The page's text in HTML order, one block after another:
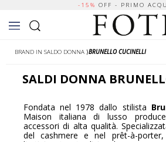
-15% OFF - PRIMO
BRAND IN SALDO DONNA ⟩BRUNELLO CUCINELLI
SALDI DONNA
Fondata nel 1978 dallo stilista
Maison italiana di lusso
accessori di alta qualità.
del cashmere e nel prêt-à-